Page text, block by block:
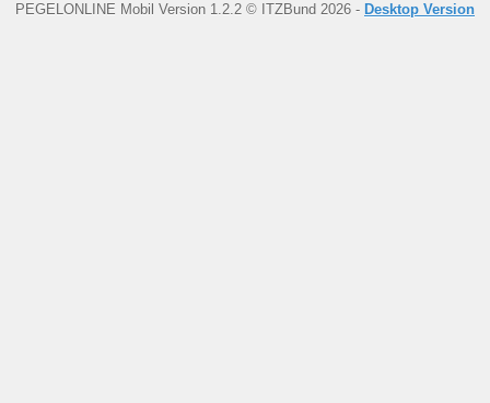
PEGELONLINE Mobil Version 1.2.2 © ITZBund 2026 - Desktop Version